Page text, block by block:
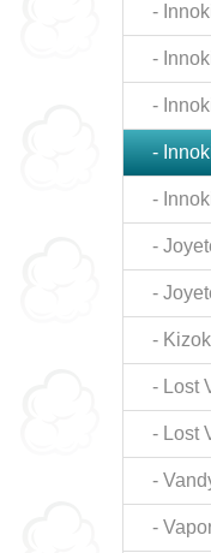
-
-
-
-
-
-
-
-
- Lost
- Lost
-
-